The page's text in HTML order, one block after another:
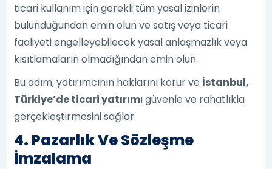
ticari kullanım için gerekli tüm yasal izinlerin
bulunduğundan emin olun ve satış veya ticari
faaliyeti engelleyebilecek yasal anlaşmazlık veya
kısıtlamaların olmadığından emin olun.
Bu adım, yatırımcının haklarını korur ve İstanbul,
Türkiye’de ticari yatırımı güvenle ve rahatlıkla
gerçekleştirmesini sağlar.
4. Pazarlık Ve Sözleşme
İmzalama